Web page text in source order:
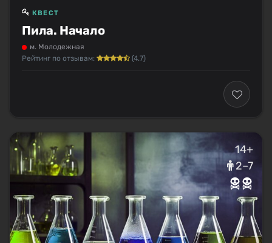
Пила. Начало
КВЕСТ
м. Молодежная
Рейтинг по отзывам:
(4.7)
14+
2–7